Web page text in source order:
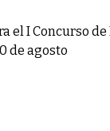
el I Concurso de
de agosto